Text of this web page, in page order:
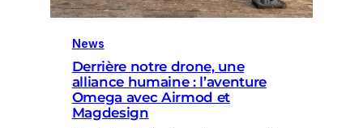
News
Derrière notre drone, une
alliance humaine : l’aventure
Omega avec Airmod et
Magdesign